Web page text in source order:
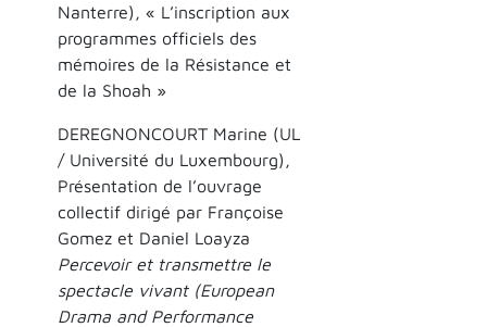
Nanterre), « L’inscription aux
programmes officiels des
mémoires de la Résistance et
de la Shoah »
DEREGNONCOURT Marine (UL
/ Université du Luxembourg),
Présentation de l’ouvrage
collectif dirigé par Françoise
Gomez et Daniel Loayza
Percevoir et transmettre le
spectacle vivant (European
Drama and Performance